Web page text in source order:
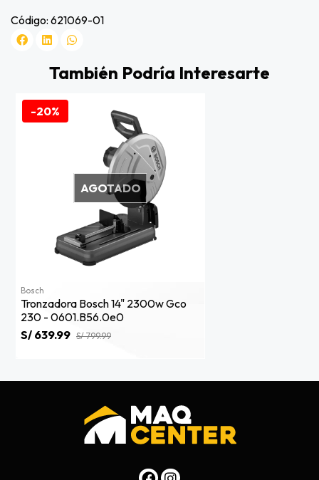
Código: 621069-01
También Podría Interesarte
-20%
AGOTADO
Bosch
Tronzadora Bosch 14" 2300w Gco
230 - 0601.b56.0e0
S/ 639.99 S/ 799.99